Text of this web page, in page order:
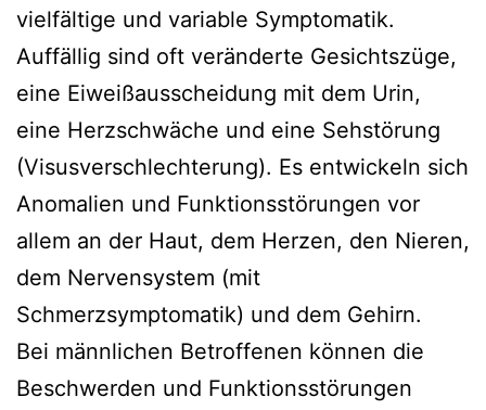
vielfältige und variable Symptomatik.
Auffällig sind oft veränderte Gesichtszüge,
eine Eiweißausscheidung mit dem Urin,
eine Herzschwäche und eine Sehstörung
(Visus­verschlech­terung). Es entwickeln sich
Anomalien und Funktionsstörungen vor
allem an der Haut, dem Herzen, den Nieren,
dem Nervensystem (mit
Schmerzsymptomatik) und dem Gehirn.
Bei männlichen Betroffenen können die
Beschwerden und Funktionsstörungen